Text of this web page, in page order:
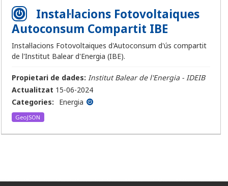
Instal·lacions Fotovoltaiques
Autoconsum Compartit IBE
Instal·lacions Fotovoltaiques d'Autoconsum d'ús compartit
de l'Institut Balear d'Energia (IBE).
Propietari de dades: Institut Balear de l'Energia - IDEIB
Actualitzat 15-06-2024
Categories:
Energia
GeoJSON